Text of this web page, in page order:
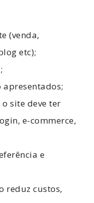
(venda,
etc);
apresentados;
site deve ter
e-commerce,
e
reduz custos,